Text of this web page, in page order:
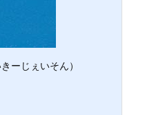
ーじぇいそん）